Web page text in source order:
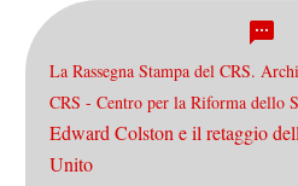
La Rassegna Stampa del CRS.
CRS - Centro per la Riforma dello
Edward Colston e il retaggio
Unito